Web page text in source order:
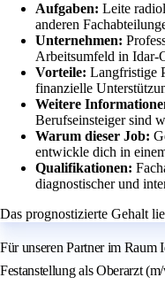
Aufgaben: Leite
anderen
Unternehmen:
Arbeitsumfeld in Idar-
Vorteile: Langfristige
finanzielle
Weitere
Berufseinsteiger sind
Warum dieser Job:
entwickle dich in
Qualifikationen:
diagnostischer und
Das prognostizierte Gehalt
Für unseren Partner im Raum
Festanstellung als Oberarzt